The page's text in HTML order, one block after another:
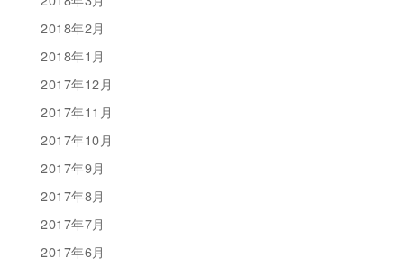
2018年2月
2018年1月
2017年12月
2017年11月
2017年10月
2017年9月
2017年8月
2017年7月
2017年6月